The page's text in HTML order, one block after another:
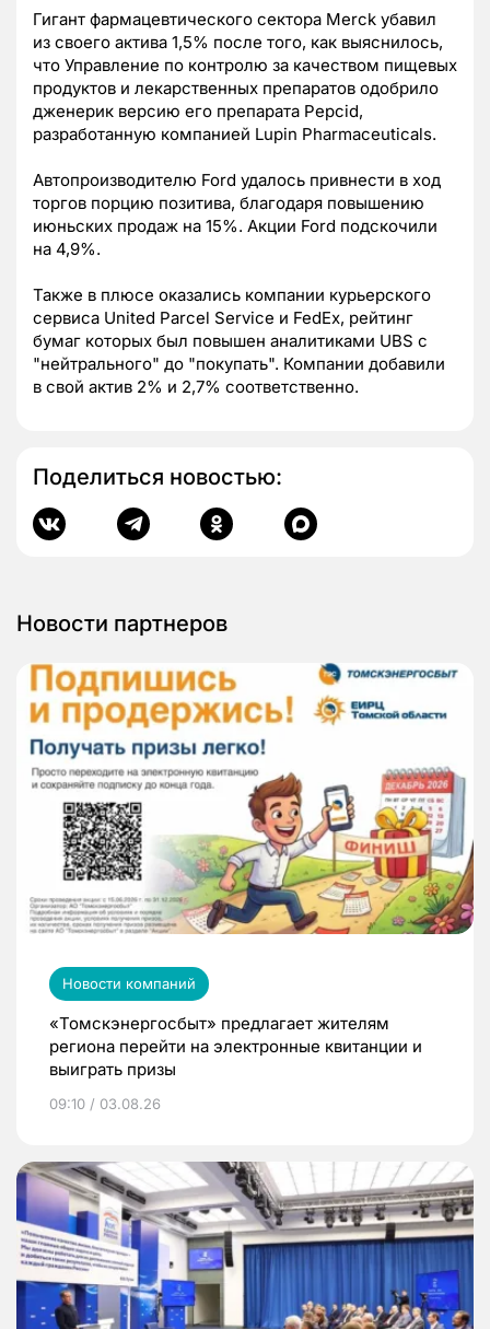
Гигант фармацевтического сектора Merck убавил
из своего актива 1,5% после того, как выяснилось,
что Управление по контролю за качеством пищевых
продуктов и лекарственных препаратов одобрило
дженерик версию его препарата Pepcid,
разработанную компанией Lupin Pharmaceuticals.
Автопроизводителю Ford удалось привнести в ход
торгов порцию позитива, благодаря повышению
июньских продаж на 15%. Акции Ford подскочили
на 4,9%.
Также в плюсе оказались компании курьерского
сервиса United Parcel Service и FedEx, рейтинг
бумаг которых был повышен аналитиками UBS с
"нейтрального" до "покупать". Компании добавили
в свой актив 2% и 2,7% соответственно.
Поделиться новостью:
Новости партнеров
Новости компаний
«Томскэнергосбыт» предлагает жителям
региона перейти на электронные квитанции и
выиграть призы
09:10 / 03.08.26